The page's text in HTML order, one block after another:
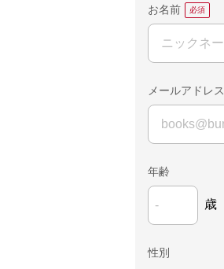
お名前
メールアドレス
年齢
歳
性別